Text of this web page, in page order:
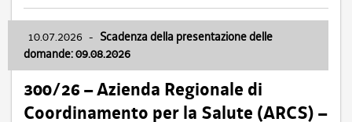
10.07.2026 - Scadenza della presentazione delle
domande: 09.08.2026
300/26 – Azienda Regionale di
Coordinamento per la Salute (ARCS) –